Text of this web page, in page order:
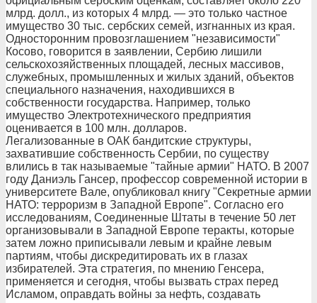
млрд. долл., из которых 4 млрд. — это только частное
имущество 30 тыс. сербских семей, изгнанных из края.
Односторонним провозглашением "независимости"
Косово, говорится в заявлении, Сербию лишили
сельскохозяйственных площадей, лесных массивов,
служебных, промышленных и жилых зданий, объектов
специального назначения, находившихся в
собственности государства. Например, только
имущество Электротехнического предприятия
оценивается в 100 млн. долларов.
Легализованные в ОАК бандитские структуры,
захватившие собственность Сербии, по существу
влились в так называемые "тайные армии" НАТО. В 2007
году Даниэль Гансер, профессор современной истории в
университете Вале, опубликовал книгу "Секретные армии
НАТО: терроризм в Западной Европе". Согласно его
исследованиям, Соединенные Штаты в течение 50 лет
организовывали в Западной Европе теракты, которые
затем ложно приписывали левым и крайне левым
партиям, чтобы дискредитировать их в глазах
избирателей. Эта стратегия, по мнению Генсера,
применяется и сегодня, чтобы вызвать страх перед
Исламом, оправдать войны за нефть, создавать